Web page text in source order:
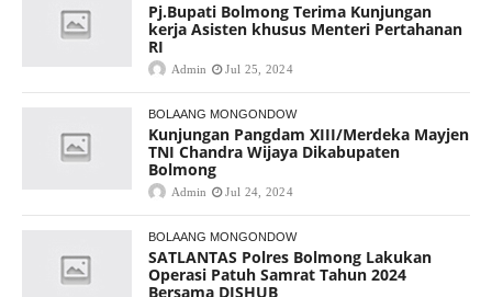
Pj.Bupati Bolmong Terima Kunjungan
kerja Asisten khusus Menteri Pertahanan
RI
Admin Jul 25, 2024
BOLAANG MONGONDOW
Kunjungan Pangdam XIII/Merdeka Mayjen
TNI Chandra Wijaya Dikabupaten
Bolmong
Admin Jul 24, 2024
BOLAANG MONGONDOW
SATLANTAS Polres Bolmong Lakukan
Operasi Patuh Samrat Tahun 2024
Bersama DISHUB